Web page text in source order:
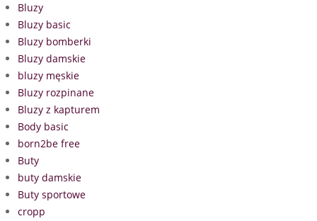
Bluzy
Bluzy basic
Bluzy bomberki
Bluzy damskie
bluzy męskie
Bluzy rozpinane
Bluzy z kapturem
Body basic
born2be free
Buty
buty damskie
Buty sportowe
cropp